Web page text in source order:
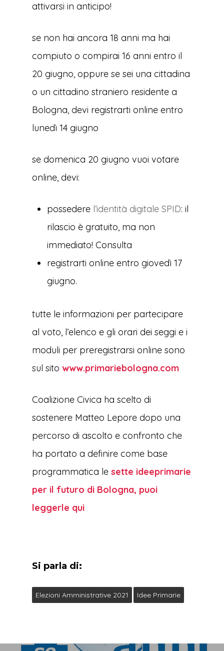
attivarsi in anticipo!
se non hai ancora 18 anni ma hai
compiuto o compirai 16 anni entro il
20 giugno, oppure se sei una cittadina
o un cittadino straniero residente a
Bologna, devi registrarti online entro
lunedì 14 giugno
se domenica 20 giugno vuoi votare
online, devi:
possedere l’identità digitale SPID: il
rilascio è gratuito, ma non
immediato! Consulta
registrarti online entro giovedì 17
giugno.
tutte le informazioni per partecipare
al voto, l’elenco e gli orari dei seggi e i
moduli per preregistrarsi online sono
sul sito www.primariebologna.com
Coalizione Civica ha scelto di
sostenere Matteo Lepore dopo una
percorso di ascolto e confronto che
ha portato a definire come base
programmatica le sette ideeprimarie
per il futuro di Bologna, puoi
leggerle qui
Si parla di:
Elezioni Amministrative 2021 Idee Primarie